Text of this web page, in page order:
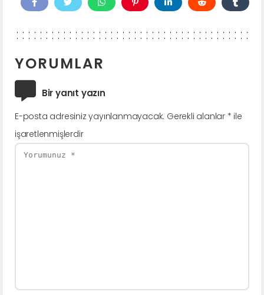
YORUMLAR
Bir yanıt yazın
E-posta adresiniz yayınlanmayacak. Gerekli alanlar * ile
işaretlenmişlerdir